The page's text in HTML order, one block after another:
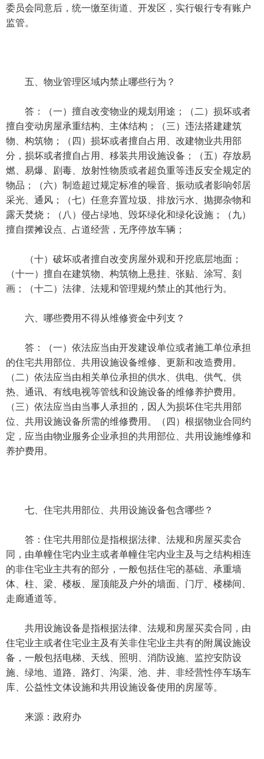
委员会同意后，统一缴至街道、开发区，实行银行专有账户
监管。
五、物业管理区域内禁止哪些行为？
答：（一）擅自改变物业的规划用途；（二）损坏或者
擅自变动房屋承重结构、主体结构；（三）违法搭建建筑
物、构筑物；（四）损坏或者擅自占用、改建物业共用部
分，损坏或者擅自占用、移装共用设施设备；（五）存放易
燃、易爆、剧毒、放射性物质或者超负重等违反安全规定的
物品；（六）制造超过规定标准的噪音、振动或者影响邻居
采光、通风；（七）任意弃置垃圾、排放污水、抛掷杂物和
露天焚烧；（八）侵占绿地、毁坏绿化和绿化设施；（九）
擅自摆摊设点、占道经营，无序停放车辆；
（十）破坏或者擅自改变房屋外观和开挖底层地面；
（十一）擅自在建筑物、构筑物上悬挂、张贴、涂写、刻
画；（十二）法律、法规和管理规约禁止的其他行为。
六、哪些费用不得从维修资金中列支？
答：（一）依法应当由开发建设单位或者施工单位承担
的住宅共用部位、共用设施设备维修、更新和改造费用。
（二）依法应当由相关单位承担的供水、供电、供气、供
热、通讯、有线电视等管线和设施设备的维修养护费用。
（三）依法应当由当事人承担的，因人为损坏住宅共用部
位、共用设施设备所需的维修费用。（四）根据物业合同约
定，应当由物业服务企业承担的共用部位、共用设施维修和
养护费用。
七、住宅共用部位、共用设施设备包含哪些？
答：住宅共用部位是指根据法律、法规和房屋买卖合
同，由单幢住宅内业主或者单幢住宅内业主及与之结构相连
的非住宅业主共有的部分，一般包括住宅的基础、承重墙
体、柱、梁、楼板、屋顶能及户外的墙面、门厅、楼梯间、
走廊通道等。
共用设施设备是指根据法律、法规和房屋买卖合同，由
住宅业主或者住宅业主及有关非住宅业主共有的附属设施设
备，一般包括电梯、天线、照明、消防设施、监控安防设
施、绿地、道路、路灯、沟渠、池、井、非经营性停车场车
库、公益性文体设施和共用设施设备使用的房屋等。
来源：政府办